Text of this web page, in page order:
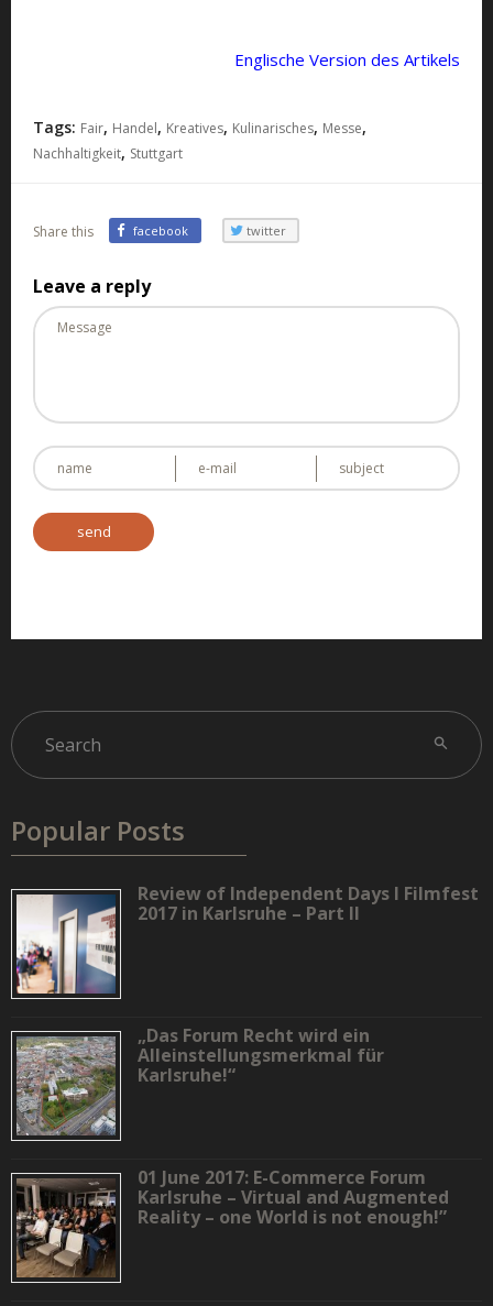
Englische Version des Artikels
Tags: Fair, Handel, Kreatives, Kulinarisches, Messe,
Nachhaltigkeit, Stuttgart
Share this facebook twitter
Leave a reply
Popular Posts
Review of Independent Days I Filmfest
2017 in Karlsruhe – Part II
„Das Forum Recht wird ein
Alleinstellungsmerkmal für
Karlsruhe!“
01 June 2017: E-Commerce Forum
Karlsruhe – Virtual and Augmented
Reality – one World is not enough!”